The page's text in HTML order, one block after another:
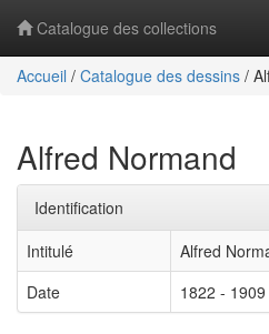
Catalogue des collections
Accueil / Catalogue des dessins /
Alfred Normand
Identification
Intitulé
Alfred
Date
1822 - 1909